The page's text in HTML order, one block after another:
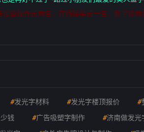
备操作员两名，在线接单员一名，薪学徒两
#发光字材料 #发光字楼顶报价 #
钱 #广告吸塑字制作 #济南做发光